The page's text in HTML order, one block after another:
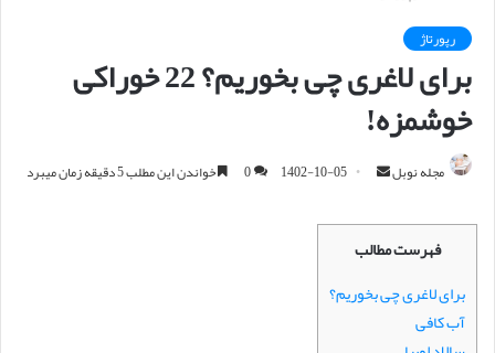
رپورتاژ
برای لاغری چی بخوریم؟ 22 خوراکی
خوشمزه!
مجله نوبل
س
ا
ا
1402-10-05
0 خواندن این مطلب 5 دقیقه زمان میبرد
فهرست مطالب
برای لاغری چی بخوریم؟
آب کافی